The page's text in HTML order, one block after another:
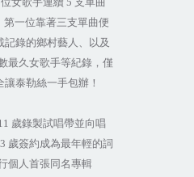
第一位靠著三支單曲便
記錄的鄉村藝人、以及
最久女歌手等紀錄，僅
泰勒絲一手包辦！
歲錄製試唱帶並向唱
歲簽約成為最年輕的詞
個人首張同名專輯